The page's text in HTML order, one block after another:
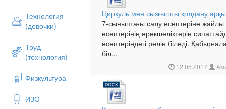
Технология
(девочки)
Труд
(технология)
Физкультура
ИЗО
Циркуль мен сызғышты қолдану
7-сыныптағы салу есептеріне
есептерінің ерекшеліктерін
есептеріндегі рөлін біледі.
біл...
12.05.2017